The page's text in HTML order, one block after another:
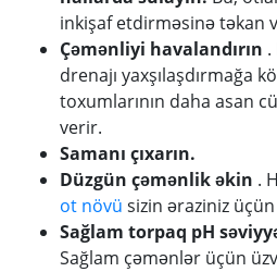
inkişaf etdirməsinə təkan
Çəmənliyi havalandırın .
drenajı yaxşılaşdırmağa
toxumlarının daha asan
verir.
Samanı çıxarın.
Düzgün çəmənlik əkin .
ot növü sizin əraziniz
Sağlam torpaq pH
Sağlam çəmənlər üçün